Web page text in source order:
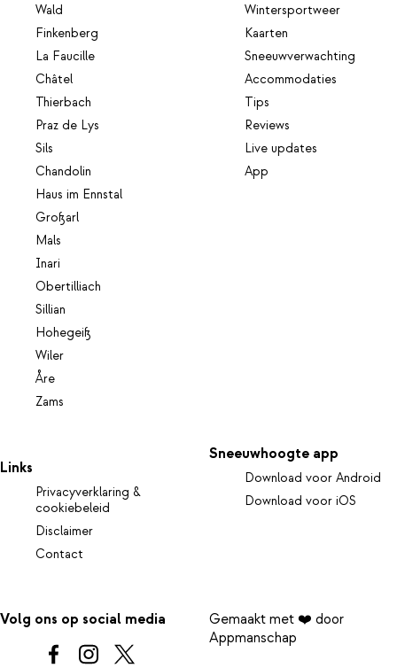
Wald
Finkenberg
La Faucille
Châtel
Thierbach
Praz de Lys
Sils
Chandolin
Haus im Ennstal
Großarl
Mals
Inari
Obertilliach
Sillian
Hohegeiß
Wiler
Åre
Zams
Wintersportweer
Kaarten
Sneeuwverwachting
Accommodaties
Tips
Reviews
Live updates
App
Links
Privacyverklaring &
cookiebeleid
Disclaimer
Contact
Sneeuwhoogte app
Download voor Android
Download voor iOS
Volg ons op social media
Gemaakt met ❤️ door
Appmanschap